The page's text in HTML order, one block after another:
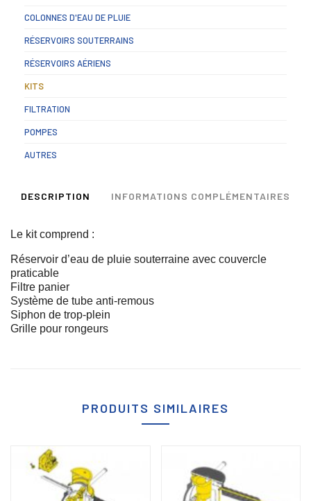
COLONNES D'EAU DE PLUIE
RÉSERVOIRS SOUTERRAINS
RÉSERVOIRS AÉRIENS
KITS
FILTRATION
POMPES
AUTRES
DESCRIPTION INFORMATIONS COMPLÉMENTAIRES
Le kit comprend :
Réservoir d’eau de pluie souterraine avec couvercle
praticable
Filtre panier
Système de tube anti-remous
Siphon de trop-plein
Grille pour rongeurs
PRODUITS SIMILAIRES